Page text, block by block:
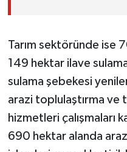
Tarım sektöründe ise
149 hektar ilave
sulama şebekesi
arazi toplulaştırma ve
hizmetleri çalışmaları
690 hektar alanda